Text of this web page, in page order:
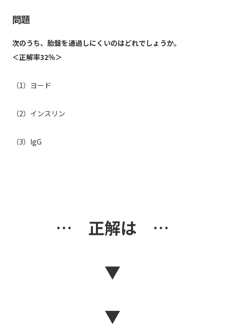
問題
次のうち、胎盤を通過しにくいのはどれでしょうか。
＜正解率32％＞
（1）ヨード
（2）インスリン
（3）IgG
… 正解は …
▼
▼